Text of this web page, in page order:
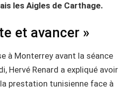
les Aigles de Carthage.
et avancer »
à Monterrey avant la séance
Hervé Renard a expliqué avoir
prestation tunisienne face à